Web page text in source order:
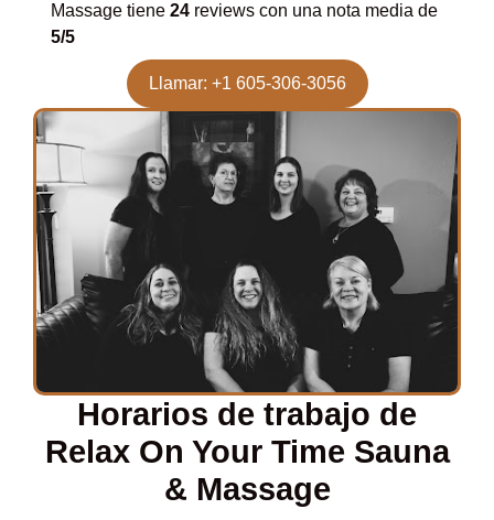
Massage tiene 24 reviews con una nota media de
5/5
Llamar: +1 605-306-3056
Horarios de trabajo de
Relax On Your Time Sauna
& Massage